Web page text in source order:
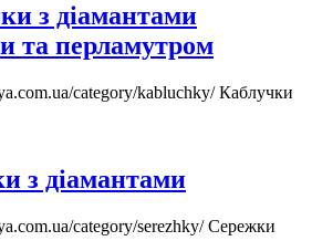
з діамантами
та перламутром
category/kabluchky/Каблучки
з діамантами
category/serezhky/Сережки